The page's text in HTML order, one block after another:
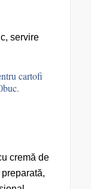
cartofi